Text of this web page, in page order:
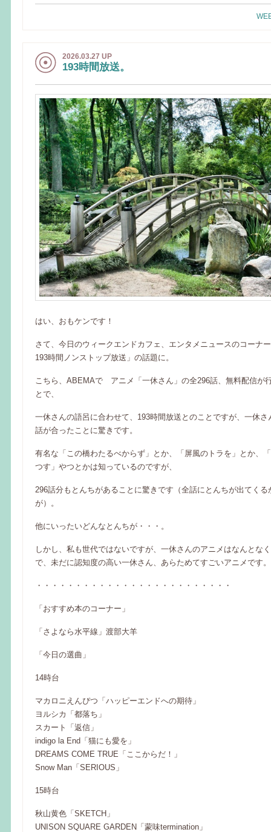
2026.03.27 UP
193時間放送。
はい、おもケンです！
さて、今日のウィークエンドカフェ、エンタメニュースのコーナ
193時間ノンストップ放送」の話題に。
こちら、ABEMAで アニメ「一休さん」の全296話、無料配信が
とで、
一休さんの語呂に合わせて、193時間放送とのことですが、一休さ
話が合ったことに驚きです。
有名な「この橋わたるべからず」とか、「屏風のトラを」とか、
つす」やつとかは知っているのですが、
296話分もとんちがあることに驚きです（全話にとんちが出てくる
が）。
他にいったいどんなとんちが・・・。
しかし、私も世代ではないですが、一休さんのアニメはなんとな
で、未だに認知度の高い一休さん、あらためてすごいアニメです。
・・・・・・・・・・・・・・・・・・・・・・・・・
「おすすめ本のコーナー」
「さよなら水平線」渡部大羊
「今日の選曲」
14時台
マカロニえんぴつ「ハッピーエンドへの期待」
ヨルシカ「都落ち」
スカート「返信」
indigo la End「猫にも愛を」
DREAMS COME TRUE「ここからだ！」
Snow Man「SERIOUS」
15時台
秋山黄色「SKETCH」
UNISON SQUARE GARDEN「蒙味termination」